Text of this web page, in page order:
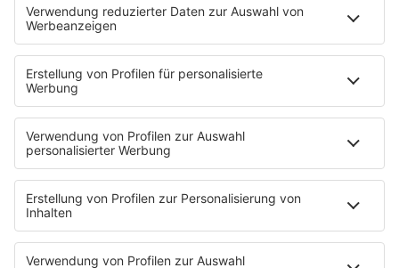
80s80s ROCK
80s80s ROMANTIC ROCK
80s80s SOUL BALLADS
80s80s SUMMER
80s80s TECHNO
80s80s WAVE
80s80s XMAS
80s80s YACHT ROCK
60s und 70s gibt es auf NORA
Musik
80s Musik in der DDR